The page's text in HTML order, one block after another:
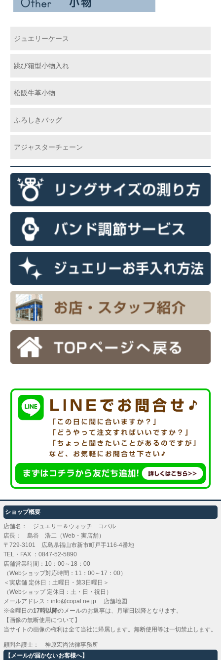
ジュエリーケース
跳び箱型小物入れ
松阪牛革小物
ふろしきバッグ
アジャスターチェーン
ショップ概要
店舗名： ジュエリー＆ウォッチ コパル
店長： 島谷 浩二（Web・実店舗）
〒729-3101 広島県福山市新市町戸手116-4番地
TEL・FAX ： 0847-52-5890
店舗営業時間：10：00～18：00
（Webショップ対応時間：11：00～17：00）
＜実店舗 定休日：土曜日・第3日曜日＞
（Webショップ 定休日：土・日・祝日）
メールアドレス： info@copal.ne.jp
店舗地図
※金曜日の17時以降のメールのお返事は、月曜日以降となります。
【画像の無断使用について】
当サイトの画像の権利は全て当社に帰属します。無断使用等は一切禁止します。
顧問弁護士： 神原宏尚法律事務所
【メールが届かないお客様へ】